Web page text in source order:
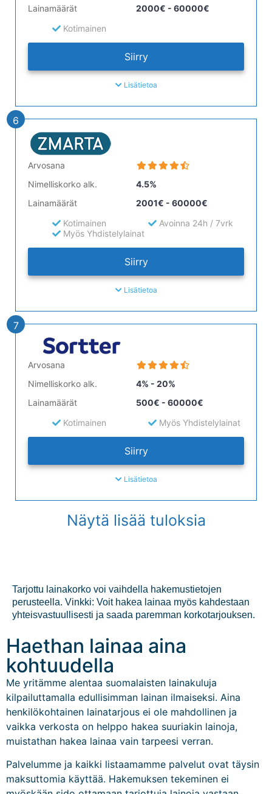
Lainamäärät
2000€ - 60000€
Kotimainen
Siirry
Lisätietoa
6
Arvosana
Nimelliskorko alk.
4.5%
Lainamäärät
2001€ - 60000€
Kotimainen
Avoinna 24h / 7vrk
Myös Yhdistelylainat
Siirry
Lisätietoa
7
Arvosana
Nimelliskorko alk.
4% - 20%
Lainamäärät
500€ - 60000€
Kotimainen
Myös Yhdistelylainat
Siirry
Lisätietoa
Näytä lisää tuloksia
Tarjottu lainakorko voi vaihdella hakemustietojen
perusteella. Vinkki: Voit hakea lainaa myös kahdestaan
yhteisvastuullisesti ja saada paremman korkotarjouksen.
Haethan lainaa aina
kohtuudella
Me yritämme alentaa suomalaisten lainakuluja
kilpailuttamalla edullisimman lainan ilmaiseksi. Aina
henkilökohtainen lainatarjous ei ole mahdollinen ja
vaikka verkosta on helppo hakea suuriakin lainoja,
muistathan hakea lainaa vain tarpeesi verran.
Palvelumme ja kaikki listaamamme palvelut ovat täysin
maksuttomia käyttää. Hakemuksen tekeminen ei